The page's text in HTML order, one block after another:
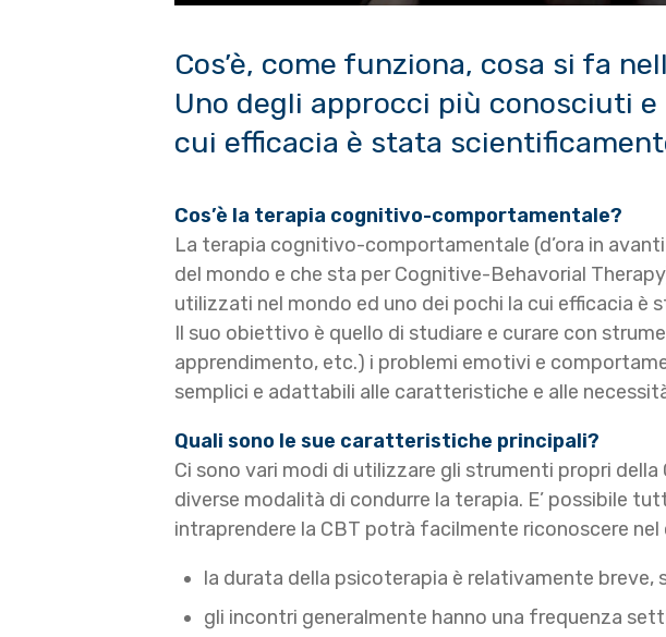
Cos’è, come funziona, cosa si fa
Uno degli approcci più conosciuti
cui efficacia è stata
Cos’è la terapia cognitivo-comportamentale?
La terapia cognitivo-comportamentale (d’ora in
del mondo e che sta per Cognitive-Behavorial
utilizzati nel mondo ed uno dei pochi la cui efficacia
Il suo obiettivo è quello di studiare e curare con
apprendimento, etc.) i problemi emotivi e
semplici e adattabili alle caratteristiche e alle
Quali sono le sue caratteristiche principali?
Ci sono vari modi di utilizzare gli strumenti propri
diverse modalità di condurre la terapia. E’ possibile
intraprendere la CBT potrà facilmente riconoscere
la durata della psicoterapia è relativamente
gli incontri generalmente hanno una frequenza